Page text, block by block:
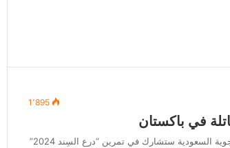
1٬895
في باكستان
أعلنت وزارة الدفاع السعودية أن القوات الجوية السعودية ستشارك في تمرين “درع السِند 2024”